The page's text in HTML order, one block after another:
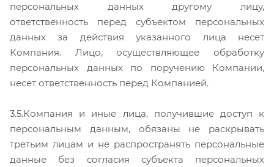
персональных данных другому лицу,
ответственность перед субъектом персональных
данных за действия указанного лица несет
Компания. Лицо, осуществляющее обработку
персональных данных по поручению Компании,
несет ответственность перед Компанией.
3.5.Компания и иные лица, получившие доступ к
персональным данным, обязаны не раскрывать
третьим лицам и не распространять персональные
данные без согласия субъекта персональных